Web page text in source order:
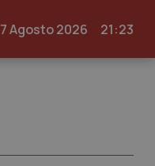
7 Agosto 2026 21:23